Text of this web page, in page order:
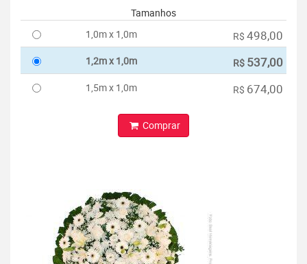
Tamanhos
1,0m x 1,0m
R$ 498,00
1,2m x 1,0m R$ 537,00
1,5m x 1,0m R$ 674,00
Comprar